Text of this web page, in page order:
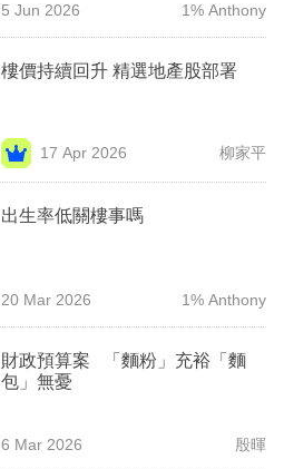
5 Jun 2026 1% Anthony
樓價持續回升 精選地產股部署
17 Apr 2026 柳家平
出生率低關樓事嗎
20 Mar 2026 1% Anthony
財政預算案 「麵粉」充裕「麵
包」無憂
6 Mar 2026 殷暉